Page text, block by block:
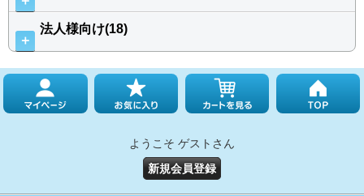
＋
法人様向け(18)
ようこそ ゲストさん
新規会員登録